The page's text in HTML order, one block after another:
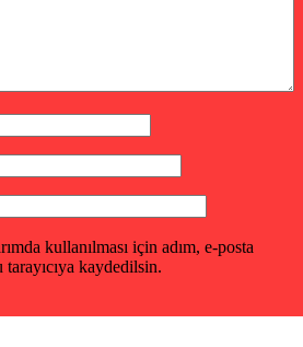
kullanılması için adım, e-posta
kaydedilsin.